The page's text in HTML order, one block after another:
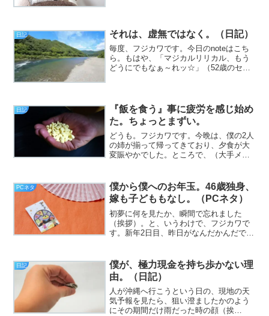
引かれますからね。皆様...
日記 それは、虚無ではなく。（日記）
毎度、フジカワです。今日のnoteはこち
ら。もはや、「マジカルリリカル、もう
どうにでもなぁ～れッ☆」（52歳のセリ
作AICG集を作り始...
日記
『飯を食う』事に疲労を感じ始め
た。ちょっとまずい。
どうも。フジカワです。今晩は、僕の2人
の姉が揃って帰ってきており、夕食が大
変賑やかでした。ところで、（大手メル
くるのですが、長らく購読して、数え切
れないぐらい、欠かさ...
PCネタ
僕から僕へのお年玉。46歳独身、
嫁も子どももなし。（PCネタ）
初夢に何を見たか、瞬間で忘れました
（挨拶）。と、いうわけで、フジカワで
す。新年2日目、昨日がなんだかんだでバ
か。さて。大晦日にうっかりポチった、
新しい10インチのAndr...
日記
僕が、極力現金を持ち歩かない理
由。（日記）
人が沖縄へ行こうという日の、現地の天
気予報を見たら、狙い澄ましたかのよう
にその期間だけ雨だった時の顔（挨